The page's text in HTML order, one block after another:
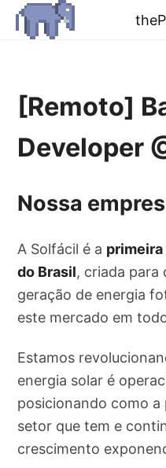
[Remoto]
Developer
Nossa
A Solfácil é a
do Brasil, criada para
geração de energia
este mercado em
Estamos
energia solar é
posicionando como a
setor que tem e
crescimento